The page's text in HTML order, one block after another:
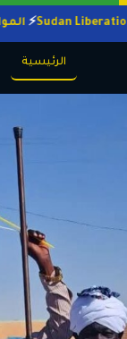
الرئيسية